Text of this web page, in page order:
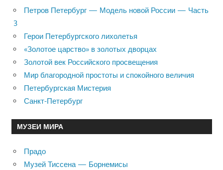
Петров Петербург — Модель новой России — Часть
3
Герои Петербургского лихолетья
«Золотое царство» в золотых дворцах
Золотой век Российского просвещения
Мир благородной простоты и спокойного величия
Петербургская Мистерия
Санкт-Петербург
МУЗЕИ МИРА
Прадо
Музей Тиссена — Борнемисы